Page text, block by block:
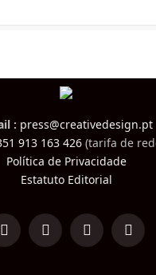
: press@creativedesign.pt
913 163 426(tarifa de
Política de Privacidade
Estatuto Editorial
LinkedInFacebookInstagramTikTok